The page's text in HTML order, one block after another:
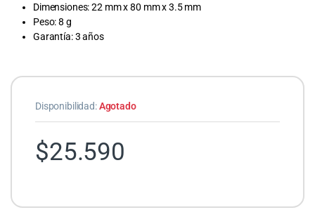
Dimensiones: 22 mm x 80 mm x 3.5 mm
Peso: 8 g
Garantía: 3 años
Disponibilidad:Agotado
$25.590